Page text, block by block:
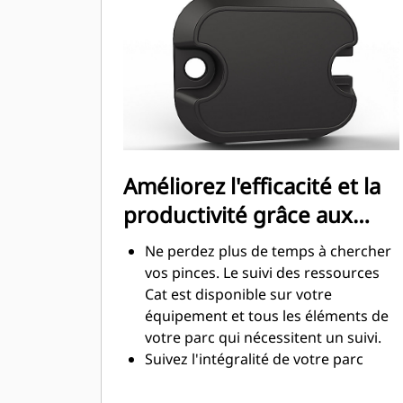
Améliorez l'efficacité et la
productivité grâce aux
technologies intégrées
Ne perdez plus de temps à chercher
vos pinces. Le suivi des ressources
Cat est disponible sur votre
équipement et tous les éléments de
votre parc qui nécessitent un suivi.
Suivez l'intégralité de votre parc